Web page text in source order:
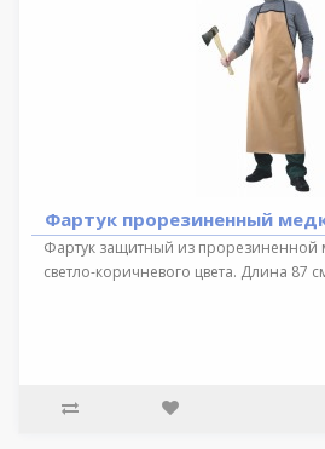
Фартук прорезиненный
Фартук защитный из прорезиненной
светло-коричневого цвета. Длина 87